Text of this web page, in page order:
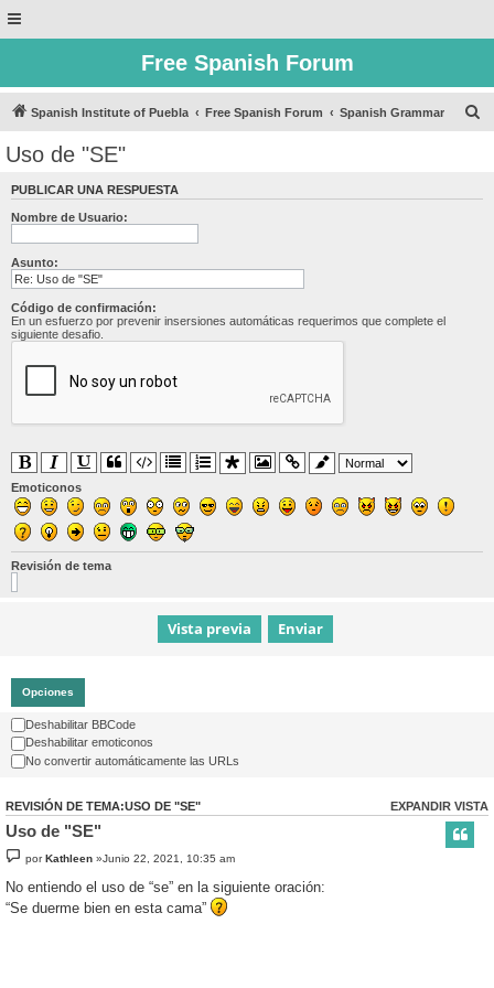
Free Spanish Forum
Spanish Institute of Puebla Free Spanish Forum Spanish Grammar
Uso de "SE"
PUBLICAR UNA RESPUESTA
Nombre de Usuario:
Asunto:
Código de confirmación:
En un esfuerzo por prevenir insersiones automáticas requerimos que complete el
siguiente desafio.
Emoticonos
Revisión de tema
Opciones
Deshabilitar BBCode
Deshabilitar emoticonos
No convertir automáticamente las URLs
EXPANDIR VISTA
REVISIÓN DE TEMA:USO DE "SE"
Uso de "SE"
porKathleen »Junio 22, 2021, 10:35 am
No entiendo el uso de “se” en la siguiente oración:
“Se duerme bien en esta cama”